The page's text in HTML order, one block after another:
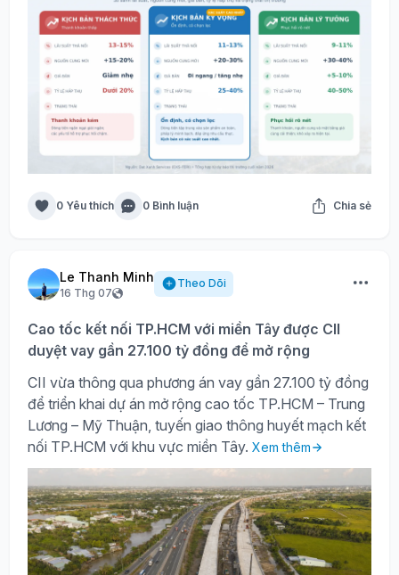
0 Yêu thích 0 Bình luận Chia sẻ
Le Thanh Minh
16 Thg 07
Theo Dõi
Cao tốc kết nối TP.HCM với miền Tây được CII
duyệt vay gần 27.100 tỷ đồng để mở rộng
CII vừa thông qua phương án vay gần 27.100 tỷ đồng
để triển khai dự án mở rộng cao tốc TP.HCM – Trung
Lương – Mỹ Thuận, tuyến giao thông huyết mạch kết
nối TP.HCM với khu vực miền Tây. Xem thêm